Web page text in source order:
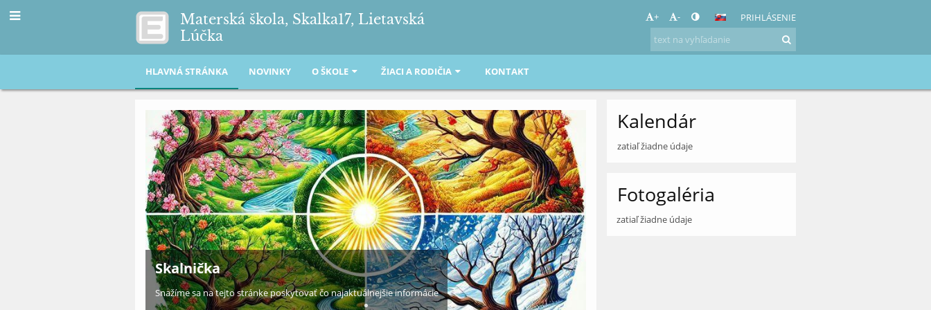
Materská škola, Skalka17, Lietavská
Lúčka
+ - PRIHLÁSENIE
HLAVNÁ STRÁNKA NOVINKY O ŠKOLE ŽIACI A RODIČIA KONTAKT
Hlavná
stránka
Skalnička
Snažíme sa na tejto stránke poskytovať čo najaktuálnejšie informácie
Kalendár
zatiaľ žiadne údaje
Fotogaléria
zatiaľ žiadne údaje